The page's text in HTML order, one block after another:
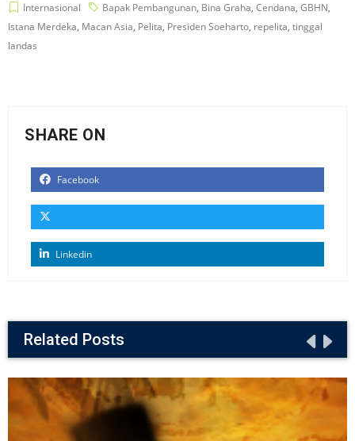
Internasional Bapak Pembangunan, Bina Graha, Cendana, GBHN,
Istana Merdeka, Macan Asia, Pelita, Presiden Soeharto, repelita, tinggal
landas
SHARE ON
Facebook
Linkedin
Related Posts